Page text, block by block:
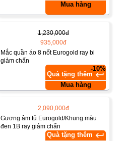
Mua hàng
1,230,000đ
935,000đ
Mắc quần áo 8 nốt Eurogold ray bi
giảm chấn
-10%
Quà tặng thêm keyboard_return
Mua hàng
2,090,000đ
Gương âm tủ Eurogold/Khung màu
đen 1B ray giảm chấn
Quà tặng thêm keyboard_return